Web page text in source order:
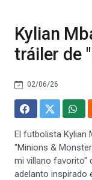
Kylian
tráiler de
02/06/26
El futbolista Kylian
"Minions &
mi villano favorito"
adelanto inspirado